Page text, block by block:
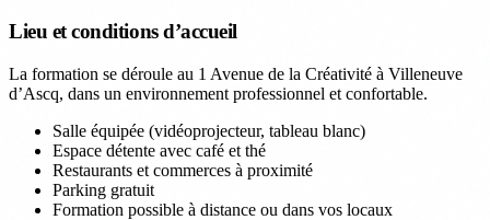
Lieu et conditions d’accueil
La formation se déroule au 1 Avenue de la Créativité à Villeneuve
d’Ascq, dans un environnement professionnel et confortable.
Salle équipée (vidéoprojecteur, tableau blanc)
Espace détente avec café et thé
Restaurants et commerces à proximité
Parking gratuit
Formation possible à distance ou dans vos locaux